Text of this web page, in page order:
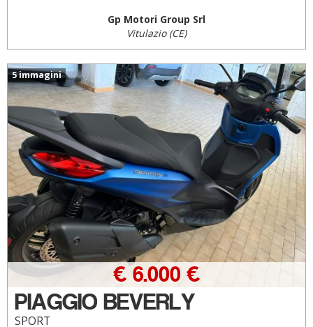
Gp Motori Group Srl
Vitulazio (CE)
5 immagini
PIAGGIO BEVERLY
SPORT
€ 6.000 €